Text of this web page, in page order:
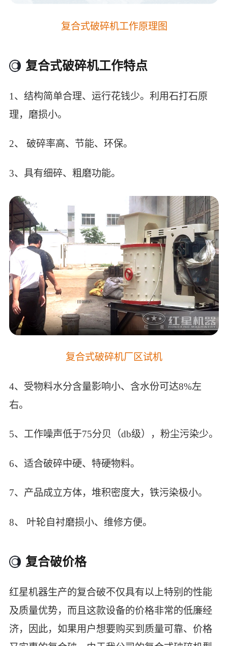
复合式破碎机工作原理图
复合式破碎机工作特点
1、结构简单合理、运行花钱少。利用石打石原
理，磨损小。
2、 破碎率高、节能、环保。
3、具有细碎、粗磨功能。
复合式破碎机厂区试机
4、受物料水分含量影响小、含水份可达8%左
右。
5、工作噪声低于75分贝（db级），粉尘污染少。
6、适合破碎中硬、特硬物料。
7、产品成立方体，堆积密度大，铁污染极小。
8、 叶轮自衬磨损小、维修方便。
复合破价格
红星机器生产的复合破不仅具有以上特别的性能
及质量优势，而且这款设备的价格非常的低廉经
济，因此，如果用户想要购买到质量可靠、价格